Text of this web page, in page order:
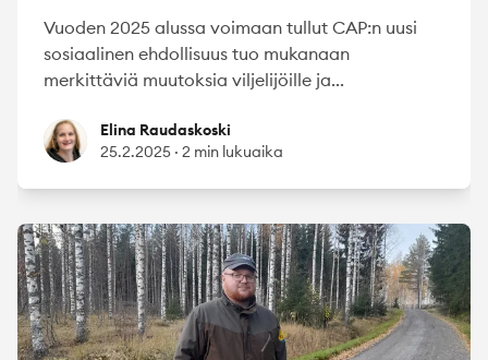
Vuoden 2025 alussa voimaan tullut CAP:n uusi
sosiaalinen ehdollisuus tuo mukanaan
merkittäviä muutoksia viljelijöille ja...
Elina Raudaskoski
Elina Raudaskoski
25.2.2025 · 2 min lukuaika